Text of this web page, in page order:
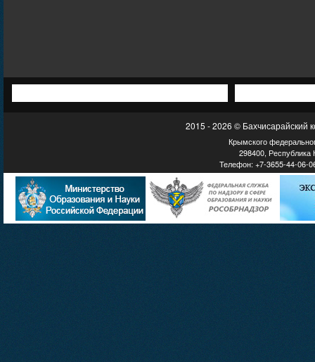
2015 - 2026 © Бахчисарайский
Крымского
298400, Республика
Телефон: +7-3655-44-06-